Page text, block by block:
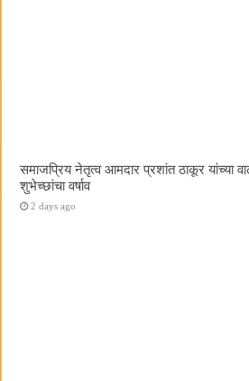
समाजप्रिय नेतृत्व आमदार प्रशांत ठाकूर यांच्या
शुभेच्छांचा वर्षाव
2 days ago